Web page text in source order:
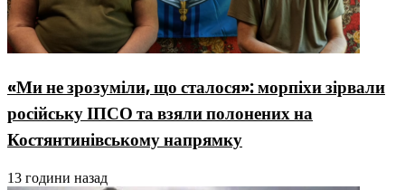
«Ми не зрозуміли, що сталося»: морпіхи зірвали
російську ІПСО та взяли полонених на
Костянтинівському напрямку
13 години назад